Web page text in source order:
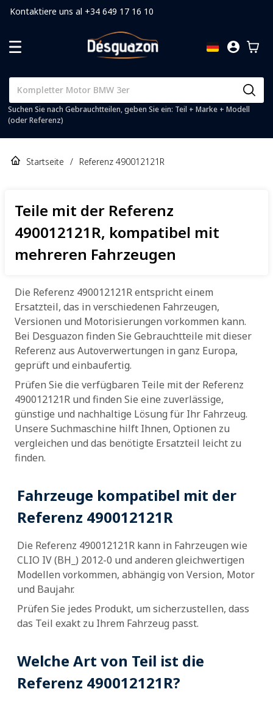
Kontaktiere uns al +34 649 17 16 10
Suchen Sie nach Gebrauchtteilen, geben Sie ein: Teil + Marke + Modell
(oder Referenz)
Startseite / Referenz 490012121R
Teile mit der Referenz
490012121R, kompatibel mit
mehreren Fahrzeugen
Die Referenz 490012121R entspricht einem
Ersatzteil, das in verschiedenen Fahrzeugen,
Versionen und Motorisierungen vorkommen kann.
Bei Desguazon finden Sie Gebrauchtteile mit dieser
Referenz aus Autoverwertungen in ganz Europa,
geprüft und einbaufertig.
Prüfen Sie die verfügbaren Teile mit der Referenz
490012121R und finden Sie eine zuverlässige,
günstige und nachhaltige Lösung für Ihr Fahrzeug.
Unsere Suchmaschine hilft Ihnen, Optionen zu
vergleichen und das benötigte Ersatzteil leicht zu
finden.
Fahrzeuge kompatibel mit der
Referenz 490012121R
Die Referenz 490012121R kann in Fahrzeugen wie
CLIO IV (BH_) 2012-0 und anderen gleichwertigen
Modellen vorkommen, abhängig von Version, Motor
und Baujahr.
Prüfen Sie jedes Produkt, um sicherzustellen, dass
das Teil exakt zu Ihrem Fahrzeug passt.
Welche Art von Teil ist die
Referenz 490012121R?